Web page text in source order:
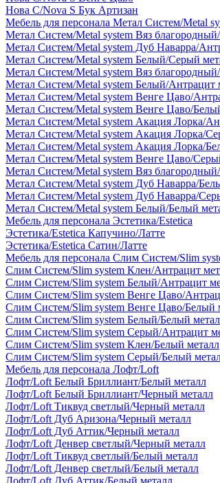
Нова С/Nova S Бук Артизан
Мебель для персонала Метал Систем/Metal
Метал Систем/Metal system Вяз
Метал Систем/Metal system Дуб Наварра/
Метал Систем/Metal system Белый/Серый
Метал Систем/Metal system Вяз
Метал Систем/Metal system Белый/Антрацит
Метал Систем/Metal system Венге Цаво/
Метал Систем/Metal system Венге Цаво/
Метал Систем/Metal system Акация Лорка/
Метал Систем/Metal system Акация Лорка/
Метал Систем/Metal system Акация Лорка/
Метал Систем/Metal system Венге Цаво/
Метал Систем/Metal system Вяз
Метал Систем/Metal system Дуб Наварра/
Метал Систем/Metal system Дуб Наварра/
Метал Систем/Metal system Белый/Белый
Мебель для персонала Эстетика/Estetica
Эстетика/Estetica Капучино/Латте
Эстетика/Estetica Сатин/Латте
Мебель для персонала Слим Систем/Slim
Слим Систем/Slim system Клен/Антрацит
Слим Систем/Slim system Белый/Антрацит
Слим Систем/Slim system Венге Цаво/
Слим Систем/Slim system Венге Цаво/Белый
Слим Систем/Slim system Белый/Белый
Слим Систем/Slim system Серый/Антрацит
Слим Систем/Slim system Клен/Белый металл
Слим Систем/Slim system Серый/Белый
Мебель для персонала Лофт/Loft
Лофт/Loft Белый Бриллиант/Белый металл
Лофт/Loft Белый Бриллиант/Черный металл
Лофт/Loft Тиквуд светлый/Черный металл
Лофт/Loft Дуб Аризона/Черный металл
Лофт/Loft Дуб Аттик/Черный металл
Лофт/Loft Денвер светлый/Черный металл
Лофт/Loft Тиквуд светлый/Белый металл
Лофт/Loft Денвер светлый/Белый металл
Лофт/Loft Дуб Аттик/Белый металл